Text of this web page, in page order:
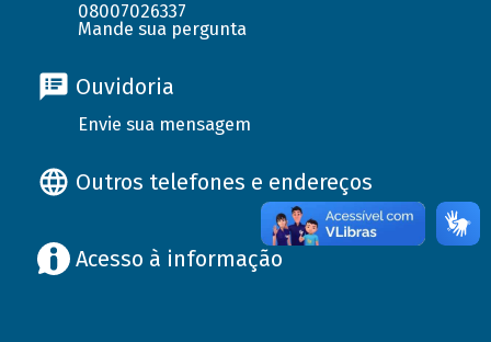
08007026337
Mande sua pergunta
Ouvidoria
Envie sua mensagem
Outros telefones e endereços
Acesso à informação